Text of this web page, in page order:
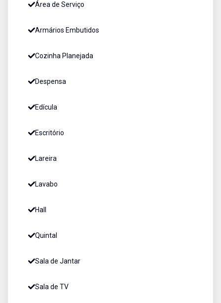
Área de Serviço
Armários Embutidos
Cozinha Planejada
Despensa
Edícula
Escritório
Lareira
Lavabo
Hall
Quintal
Sala de Jantar
Sala de TV